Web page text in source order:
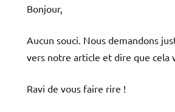
Bonjour,
Aucun souci. Nous demandons
vers notre article et dire que cela
Ravi de vous faire rire !